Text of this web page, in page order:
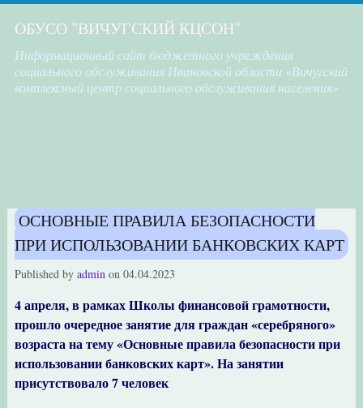
ОБУСО "ВИЧУГСКИЙ КЦСОН"
Информационный сайт бюджетного учреждения
социального обслуживания Ивановской области «Вичугский
комплексный центр социального обслуживания населения»
ОСНОВНЫЕ ПРАВИЛА БЕЗОПАСНОСТИ
ПРИ ИСПОЛЬЗОВАНИИ БАНКОВСКИХ КАРТ
Published by adminon 04.04.2023
4 апреля, в рамках Школы финансовой грамотности,
прошло очередное занятие для граждан «серебряного»
возраста на тему «Основные правила безопасности при
использовании банковских карт». На занятии
присутствовало 7 человек